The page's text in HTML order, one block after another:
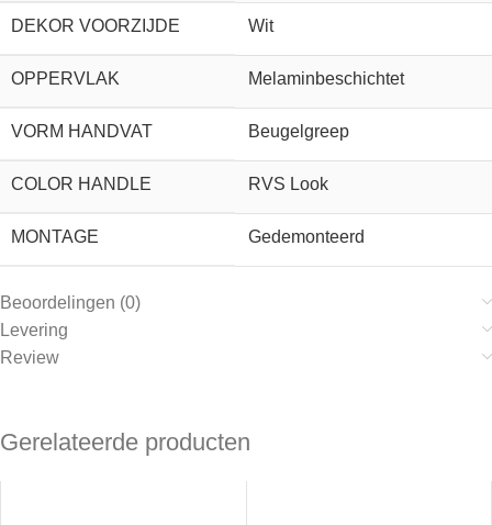
DEKOR VOORZIJDE Wit
OPPERVLAK Melaminbeschichtet
VORM HANDVAT Beugelgreep
COLOR HANDLE RVS Look
MONTAGE Gedemonteerd
Beoordelingen (0)
Levering
Review
Gerelateerde producten